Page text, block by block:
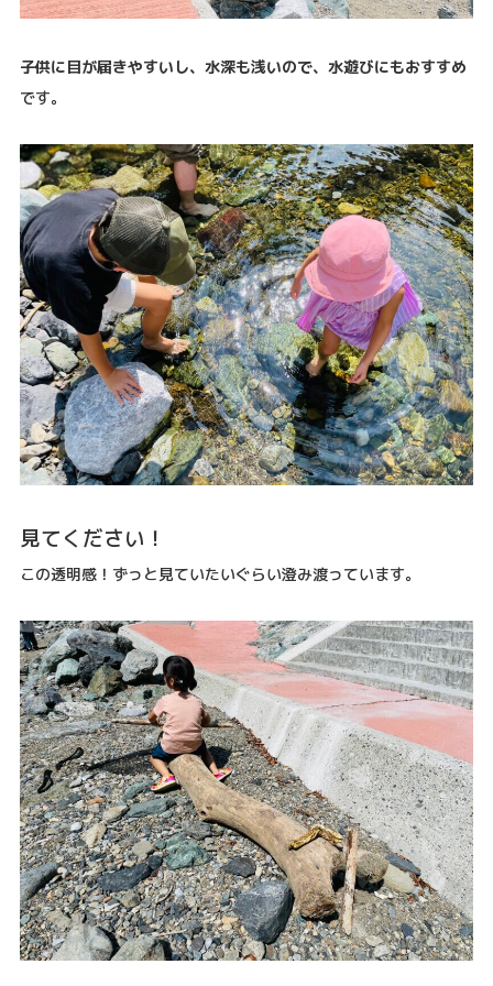
子供に目が届きやすいし、水深も浅いので、水遊びにもおすすめ
です。
見てください！
この透明感！ずっと見ていたいぐらい澄み渡っています。